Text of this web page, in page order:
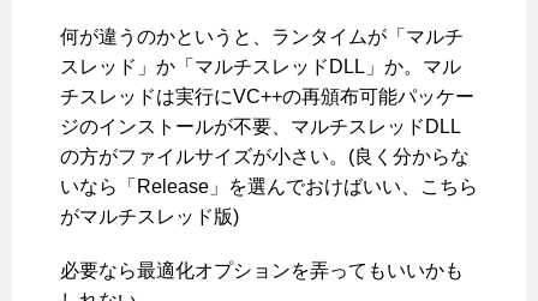
何が違うのかというと、ランタイムが「マルチ
スレッド」か「マルチスレッドDLL」か。マル
チスレッドは実行にVC++の再頒布可能パッケー
ジのインストールが不要、マルチスレッドDLL
の方がファイルサイズが小さい。(良く分からな
いなら「Release」を選んでおけばいい、こちら
がマルチスレッド版)
必要なら最適化オプションを弄ってもいいかも